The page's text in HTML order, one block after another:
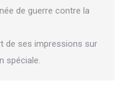
de guerre contre la
de ses impressions sur
spéciale.